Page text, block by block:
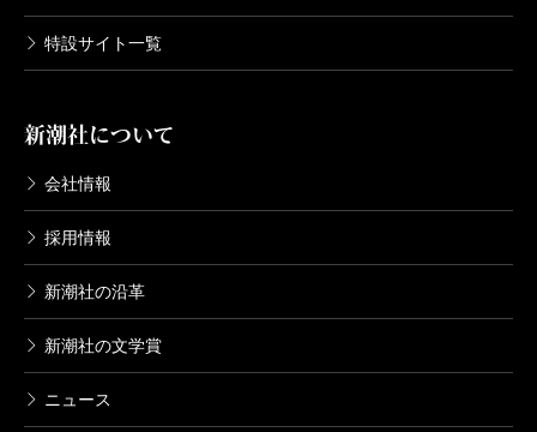
特設サイト一覧
新潮社について
会社情報
採用情報
新潮社の沿革
新潮社の文学賞
ニュース